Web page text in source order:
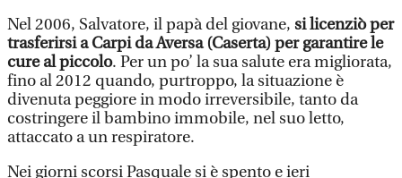
Nel 2006, Salvatore, il papà del giovane, si licenziò per
trasferirsi a Carpi da Aversa (Caserta) per garantire le
cure al piccolo. Per un po’ la sua salute era migliorata,
fino al 2012 quando, purtroppo, la situazione è
divenuta peggiore in modo irreversibile, tanto da
costringere il bambino immobile, nel suo letto,
attaccato a un respiratore.
Nei giorni scorsi Pasquale si è spento e ieri